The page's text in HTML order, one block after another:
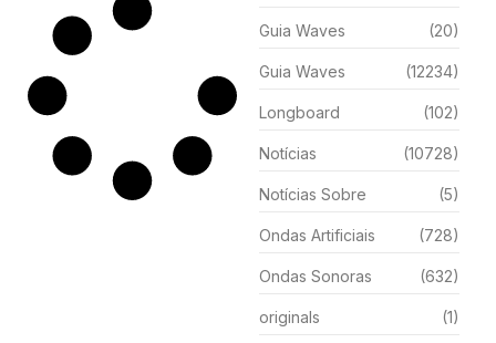
Guia Waves (20)
Guia Waves (12234)
Longboard (102)
Notícias (10728)
Notícias Sobre (5)
Ondas Artificiais (728)
Ondas Sonoras (632)
originals (1)